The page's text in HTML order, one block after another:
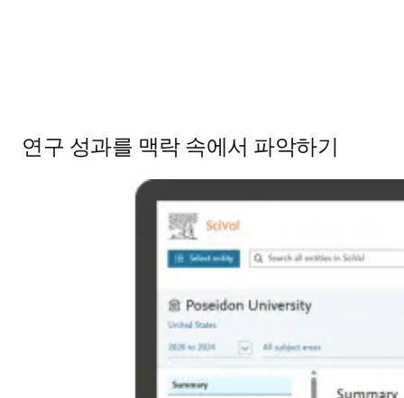
연구 성과를 맥락 속에서 파악하기